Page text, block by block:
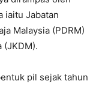
iaitu Jabatan
Malaysia (PDRM)
(JKDM).
pil sejak tahun